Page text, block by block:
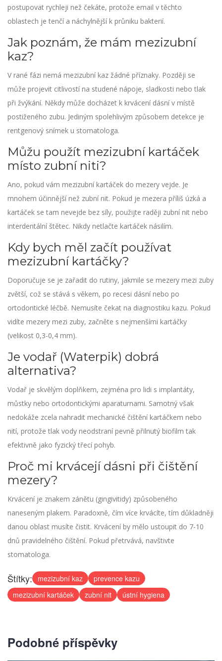
postupovat rychleji než čekáte, protože email v těchto
oblastech je tenčí a náchylnější k průniku bakterií.
Jak poznám, že mám mezizubní
kaz?
V rané fázi nemá mezizubní kaz žádné příznaky. Později se
může projevit citlivostí na studené nápoje, sladkosti nebo tlak
při žvýkání. Někdy může docházet k krvácení dásní v místě
postiženého zubu. Jediným spolehlivým způsobem detekce je
rentgenový snímek u stomatologa.
Můžu použít mezizubní kartáček
místo zubní niti?
Ano, pokud vám mezizubní kartáček do mezery vejde. Je
mnohem účinnější než zubní nit. Pokud je mezera příliš úzká a
kartáček se tam nevejde bez síly, použijte raději zubní nit nebo
interdentální štětec. Nikdy netlačte kartáček násilím.
Kdy bych měl začít používat
mezizubní kartáčky?
Doporučuje se je zařadit do rutiny, jakmile se mezery mezi zuby
zvětší, což se stává s věkem, po recesi dásní nebo po
ortodontické léčbě. Nemusíte čekat na diagnostiku kazu. Pokud
vidíte mezery mezi zuby, začněte s nejmenšími kartáčky
(velikost 0,3-0,4 mm).
Je vodař (Waterpik) dobrá
alternativa?
Vodař je skvělým doplňkem, zejména pro lidi s implantáty,
můstky nebo ortodontickými aparaturnami. Samotný však
nedokáže zcela nahradit mechanické čištění kartáčkem nebo
nití, protože tlak vody neodstraní pevně přilnutý biofilm tak
efektivně jako fyzický třecí pohyb.
Proč mi krvácejí dásni při čištění
mezery?
Krvácení je znakem zánětu (gingivitidy) způsobeného
naneseným plakem. Paradoxně, čím více krvácíte, tím důkladněji
danou oblast musíte čistit. Krvácení by mělo ustoupit do 7-10
dnů pravidelného čištění. Pokud přetrvává, navštivte
stomatologa.
Štítky: mezizubní kaz
prevence kazu
mezizubní kartáček
zubní nit ústní hygiena
Podobné příspěvky